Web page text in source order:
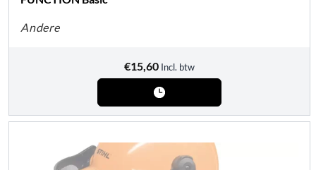
Andere
€15,60 Incl. btw